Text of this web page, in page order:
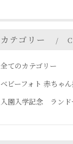
カテゴリー
全てのカテゴリー
ベビーフォト 赤ちゃん撮影 お
入園入学記念 ランド